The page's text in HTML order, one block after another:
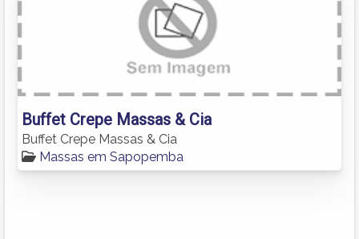
Buffet Crepe Massas & Cia
Buffet Crepe Massas & Cia
Massas em Sapopemba